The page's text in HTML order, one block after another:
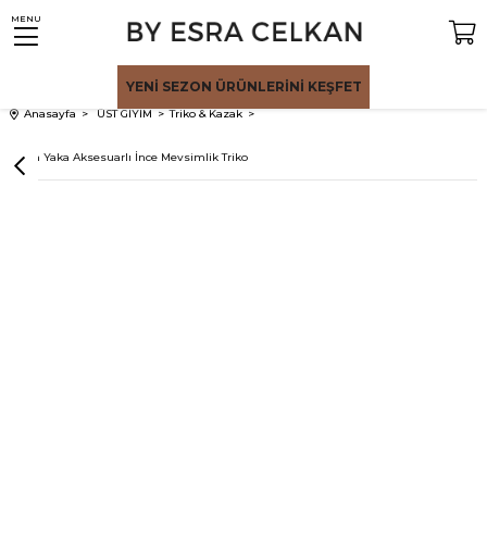
MENU
YENİ SEZON ÜRÜNLERİNİ KEŞFET
Anasayfa ÜST GİYİM Triko & Kazak
Siyah Yaka Aksesuarlı İnce Mevsimlik Triko